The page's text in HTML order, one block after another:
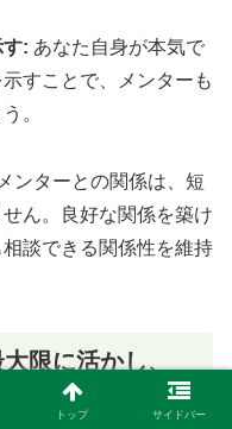
: あなた自身が本気で
すことで、メンターも
。
メンターとの関係は、短
ん。良好な関係を築け
談できる関係性を維持
限に活かし、
を切り拓く
トップ サイドバー